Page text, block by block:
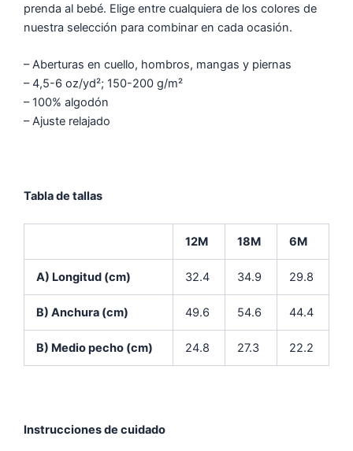
prenda al bebé. Elige entre cualquiera de los colores de
nuestra selección para combinar en cada ocasión.
– Aberturas en cuello, hombros, mangas y piernas
– 4,5-6 oz/yd²; 150-200 g/m²
– 100% algodón
– Ajuste relajado
Tabla de tallas
12M 18M 6M
A) Longitud (cm) 32.4 34.9 29.8
B) Anchura (cm) 49.6 54.6 44.4
B) Medio pecho (cm) 24.8 27.3 22.2
Instrucciones de cuidado